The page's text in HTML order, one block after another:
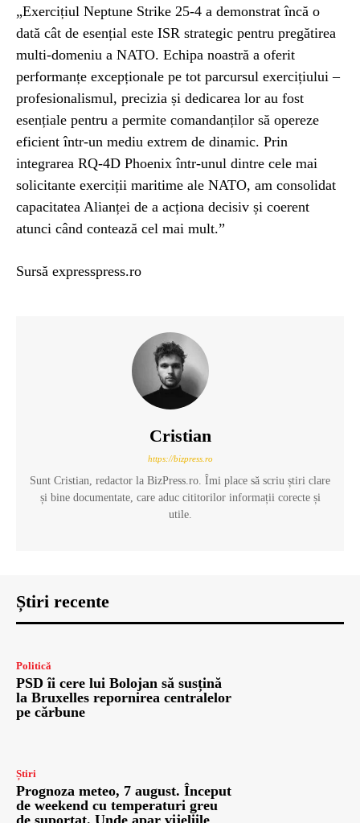
„Exercițiul Neptune Strike 25-4 a demonstrat încă o
dată cât de esențial este ISR strategic pentru pregătirea
multi-domeniu a NATO. Echipa noastră a oferit
performanțe excepționale pe tot parcursul exercițiului –
profesionalismul, precizia și dedicarea lor au fost
esențiale pentru a permite comandanților să opereze
eficient într-un mediu extrem de dinamic. Prin
integrarea RQ-4D Phoenix într-unul dintre cele mai
solicitante exerciții maritime ale NATO, am consolidat
capacitatea Alianței de a acționa decisiv și coerent
atunci când contează cel mai mult.”
Sursă expresspress.ro
Cristian
https://bizpress.ro
Sunt Cristian, redactor la BizPress.ro. Îmi place să scriu știri clare
și bine documentate, care aduc cititorilor informații corecte și
utile.
Știri recente
Politică
PSD îi cere lui Bolojan să susțină
la Bruxelles repornirea centralelor
pe cărbune
Știri
Prognoza meteo, 7 august. Început
de weekend cu temperaturi greu